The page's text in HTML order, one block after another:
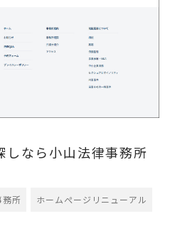
しなら小山法律事務所
務所 ホームぺージリニューアル